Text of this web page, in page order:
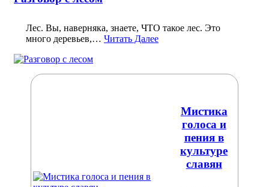
Лес. Вы, наверняка, знаете, ЧТО такое лес. Это
много деревьев,… Читать Далее
Мистика
голоса и
пения в
культуре
славян